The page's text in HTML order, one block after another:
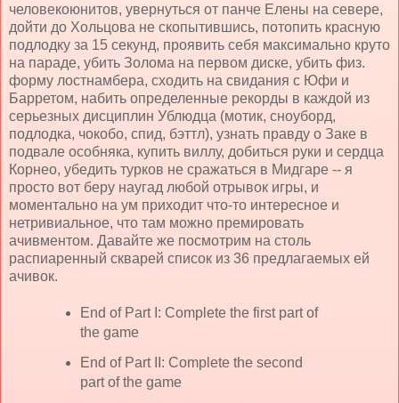
человекоюнитов, увернуться от панче Елены на севере,
дойти до Хольцова не скопытившись, потопить красную
подлодку за 15 секунд, проявить себя максимально круто
на параде, убить Золома на первом диске, убить физ.
форму лостнамбера, сходить на свидания с Юфи и
Барретом, набить определенные рекорды в каждой из
серьезных дисциплин Ублюдца (мотик, сноуборд,
подлодка, чокобо, спид, бэттл), узнать правду о Заке в
подвале особняка, купить виллу, добиться руки и сердца
Корнео, убедить турков не сражаться в Мидгаре -- я
просто вот беру наугад любой отрывок игры, и
моментально на ум приходит что-то интересное и
нетривиальное, что там можно премировать
ачивментом. Давайте же посмотрим на столь
распиаренный скварей список из 36 предлагаемых ей
ачивок.
End of Part I: Complete the first part of
the game
End of Part II: Complete the second
part of the game